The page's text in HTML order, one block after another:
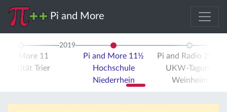
Pi and More
and More 11
Trier
2019
Pi and More 11½
Hochschule
Niederrhein
Pi and Radio 2019
UKW-Tagung
Weinheim